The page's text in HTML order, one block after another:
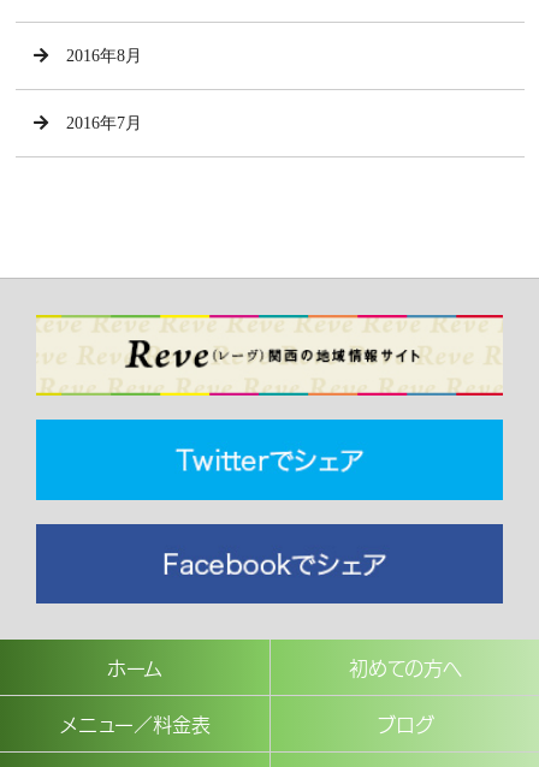
2016年8月
2016年7月
ホーム
初めての方へ
メニュー／料金表
ブログ